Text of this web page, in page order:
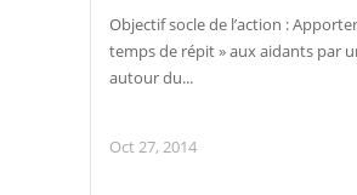
Objectif socle de l’action :
temps de répit » aux aidants par
autour du...
Oct 27, 2014